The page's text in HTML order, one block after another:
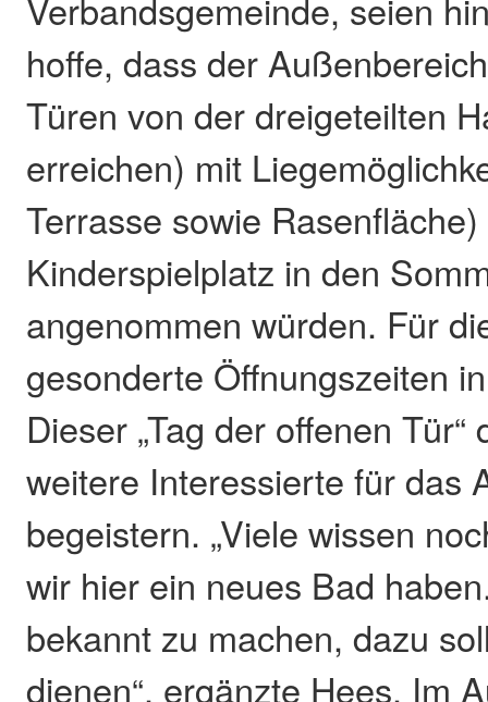
hoffe, dass der
Türen von der dreigeteilten
erreichen) mit
Terrasse sowie
Kinderspielplatz in den
angenommen würden. Für
gesonderte Öffnungszeiten
Dieser „Tag der offenen Tür“
weitere Interessierte für das
begeistern. „Viele wissen
wir hier ein neues Bad
bekannt zu machen, dazu
dienen“, ergänzte Hees. Im